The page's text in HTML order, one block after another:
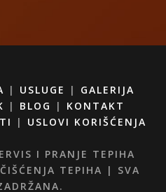
| USLUGE | GALERIJA
| BLOG | KONTAKT
| USLOVI KORIŠĆENJA
I PRANJE TEPIHA
TEPIHA | SVA